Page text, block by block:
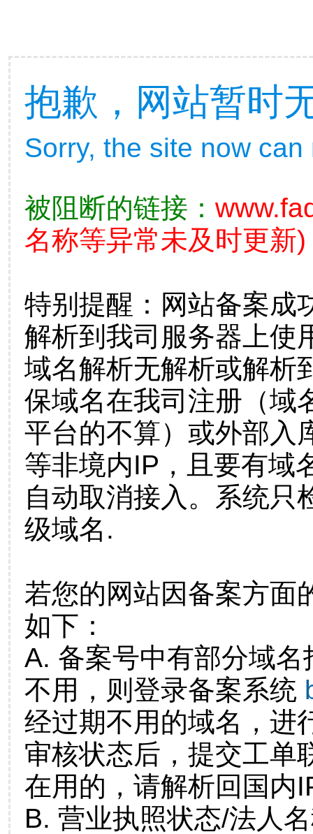
抱歉，网站暂时
Sorry, the site now
被阻断的链接：
名称等异常未及时更新)
特别提醒：网站备案成
解析到我司服务器上使
域名解析无解析或解析
保域名在我司注册（域
平台的不算）或外部入
等非境内IP，且要有域
自动取消接入。系统只
级域名.
若您的网站因备案方面
如下：
A. 备案号中有部分域
不用，则登录备案系统
经过期不用的域名，进
审核状态后，提交工单
在用的，请解析回国内
B. 营业执照状态/法人